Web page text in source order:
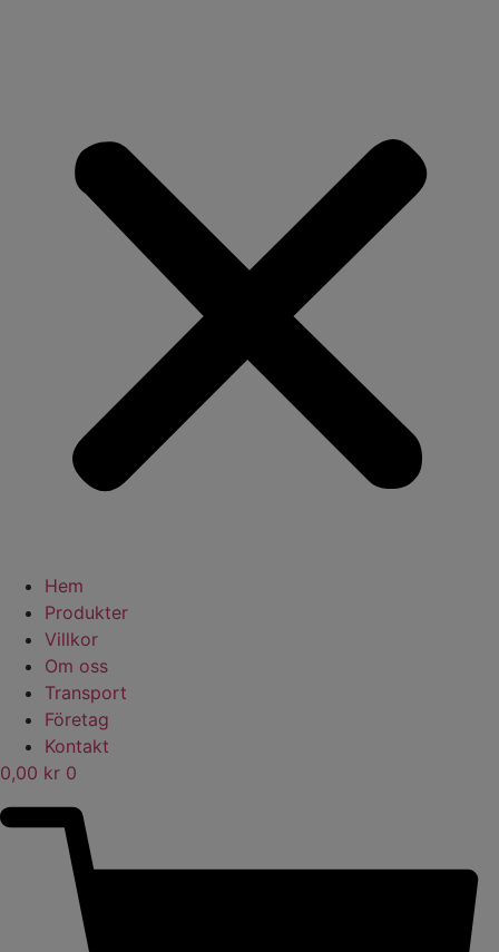
Hem
Produkter
Villkor
Om oss
Transport
Företag
Kontakt
0,00 kr 0